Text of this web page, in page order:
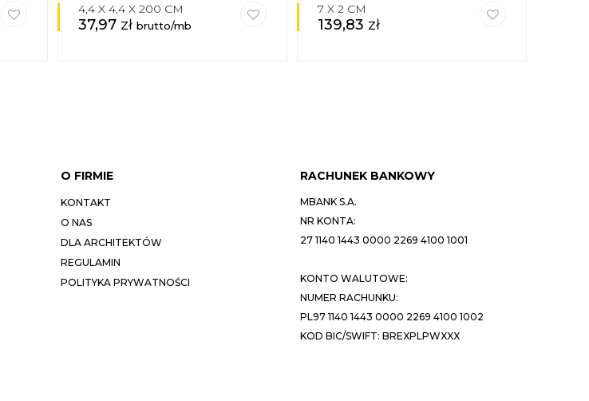
4,4 X 4,4 X 200 CM
37,97 zł brutto/mb
7 X 2 CM
139,83 zł
O FIRMIE
KONTAKT
O NAS
DLA ARCHITEKTÓW
REGULAMIN
POLITYKA PRYWATNOŚCI
RACHUNEK BANKOWY
MBANK S.A.
NR KONTA:
27 1140 1443 0000 2269 4100 1001
KONTO WALUTOWE:
NUMER RACHUNKU:
PL97 1140 1443 0000 2269 4100 1002
KOD BIC/SWIFT: BREXPLPWXXX